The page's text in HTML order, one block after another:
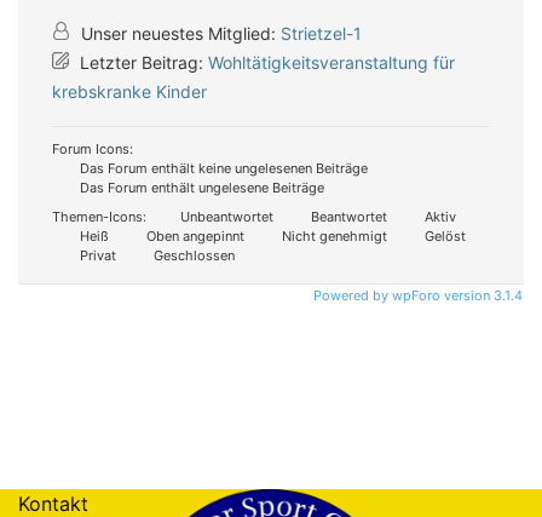
Unser neuestes Mitglied: Strietzel-1
Letzter Beitrag: Wohltätigkeitsveranstaltung für
krebskranke Kinder
Forum Icons:
Das Forum enthält keine ungelesenen Beiträge
Das Forum enthält ungelesene Beiträge
Themen-Icons:
Unbeantwortet Beantwortet
Aktiv
Heiß
Oben angepinnt Nicht genehmigt
Gelöst
Privat
Geschlossen
Powered by wpForo version 3.1.4
Kontakt